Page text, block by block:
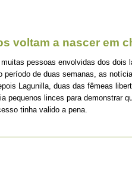
voltam a nascer em
pessoas envolvidas dos dois
período de duas semanas, as
Lagunilla, duas das fêmeas
pequenos linces para demonstrar
tinha valido a pena.